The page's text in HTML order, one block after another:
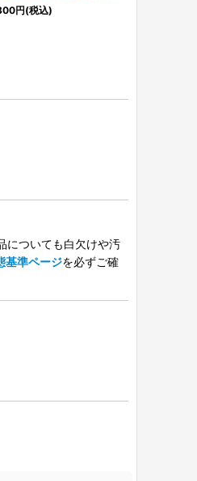
円(税込)
についても白欠けや汚
基準ページを必ずご確